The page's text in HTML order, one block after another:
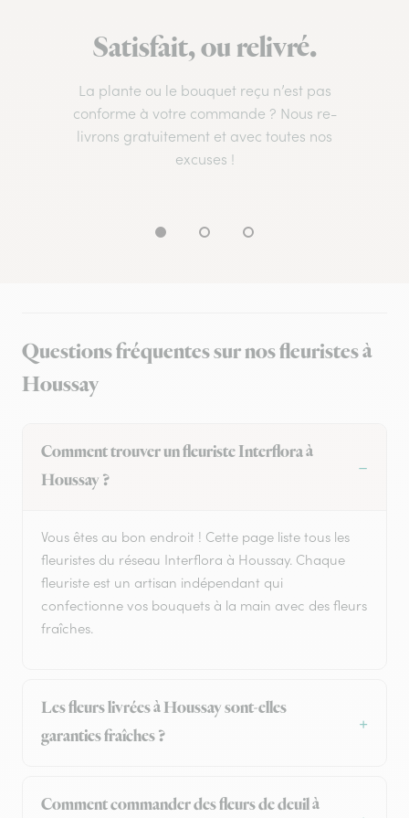
Satisfait, ou relivré.
La plante ou le bouquet reçu n’est pas
conforme à votre commande ? Nous re-
livrons gratuitement et avec toutes nos
excuses !
Questions fréquentes sur nos fleuristes à
Houssay
Comment trouver un fleuriste Interflora à
Houssay ?
Vous êtes au bon endroit ! Cette page liste tous les
fleuristes du réseau Interflora à Houssay. Chaque
fleuriste est un artisan indépendant qui
confectionne vos bouquets à la main avec des fleurs
fraîches.
Les fleurs livrées à Houssay sont-elles
garanties fraîches ?
Comment commander des fleurs de deuil à